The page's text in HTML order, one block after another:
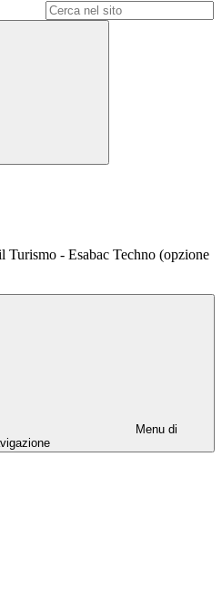
Turismo - Esabac Techno (opzione
Menu di